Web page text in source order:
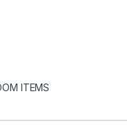
ITEMS